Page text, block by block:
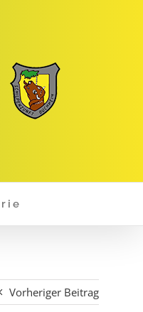
Vorheriger Beitrag